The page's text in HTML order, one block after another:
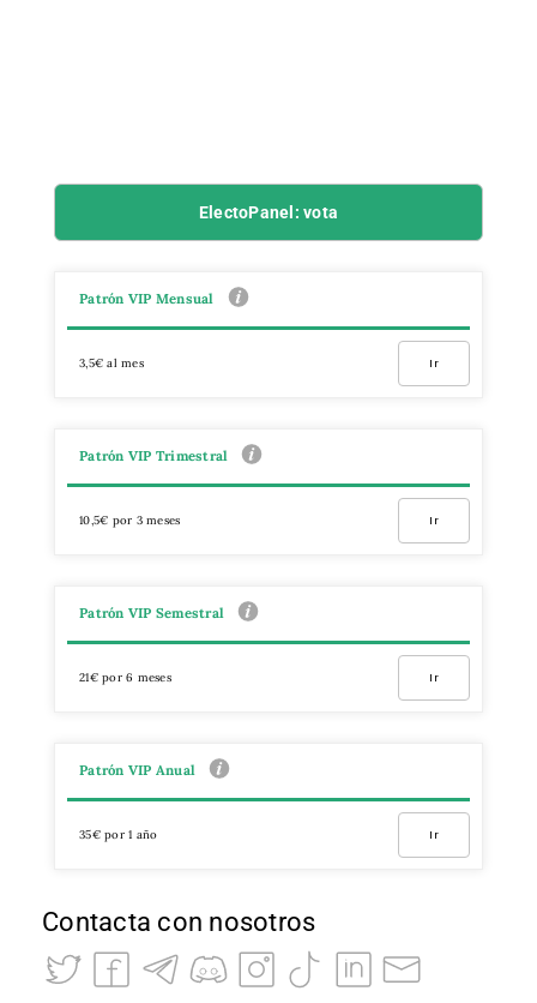
ElectoPanel: vota
Patrón VIP Mensual
3,5€ al mes Ir
Patrón VIP Trimestral
10,5€ por 3 meses Ir
Patrón VIP Semestral
21€ por 6 meses Ir
Patrón VIP Anual
35€ por 1 año Ir
Contacta con nosotros